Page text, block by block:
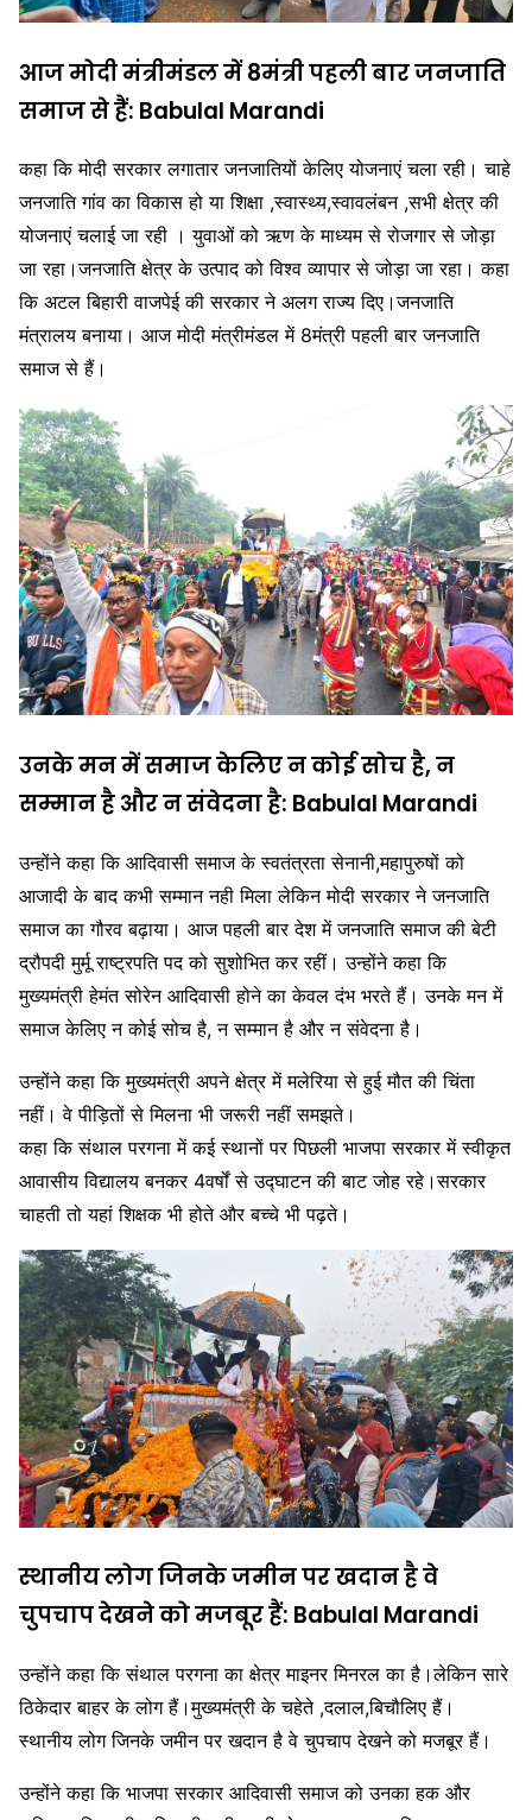
आज मोदी मंत्रीमंडल में 8मंत्री पहली बार जनजाति
समाज से हैं: Babulal Marandi
कहा कि मोदी सरकार लगातार जनजातियों केलिए योजनाएं चला रही। चाहे
जनजाति गांव का विकास हो या शिक्षा ,स्वास्थ्य,स्वावलंबन ,सभी क्षेत्र की
योजनाएं चलाई जा रही । युवाओं को ऋण के माध्यम से रोजगार से जोड़ा
जा रहा।जनजाति क्षेत्र के उत्पाद को विश्व व्यापार से जोड़ा जा रहा। कहा
कि अटल बिहारी वाजपेई की सरकार ने अलग राज्य दिए।जनजाति
मंत्रालय बनाया। आज मोदी मंत्रीमंडल में 8मंत्री पहली बार जनजाति
समाज से हैं।
उनके मन में समाज केलिए न कोई सोच है, न
सम्मान है और न संवेदना है: Babulal Marandi
उन्होंने कहा कि आदिवासी समाज के स्वतंत्रता सेनानी,महापुरुषों को
आजादी के बाद कभी सम्मान नही मिला लेकिन मोदी सरकार ने जनजाति
समाज का गौरव बढ़ाया। आज पहली बार देश में जनजाति समाज की बेटी
द्रौपदी मुर्मू राष्ट्रपति पद को सुशोभित कर रहीं। उन्होंने कहा कि
मुख्यमंत्री हेमंत सोरेन आदिवासी होने का केवल दंभ भरते हैं। उनके मन में
समाज केलिए न कोई सोच है, न सम्मान है और न संवेदना है।
उन्होंने कहा कि मुख्यमंत्री अपने क्षेत्र में मलेरिया से हुई मौत की चिंता
नहीं। वे पीड़ितों से मिलना भी जरूरी नहीं समझते।
कहा कि संथाल परगना में कई स्थानों पर पिछली भाजपा सरकार में स्वीकृत
आवासीय विद्यालय बनकर 4वर्षों से उद्घाटन की बाट जोह रहे।सरकार
चाहती तो यहां शिक्षक भी होते और बच्चे भी पढ़ते।
स्थानीय लोग जिनके जमीन पर खदान है वे
चुपचाप देखने को मजबूर हैं: Babulal Marandi
उन्होंने कहा कि संथाल परगना का क्षेत्र माइनर मिनरल का है।लेकिन सारे
ठिकेदार बाहर के लोग हैं।मुख्यमंत्री के चहेते ,दलाल,बिचौलिए हैं।
स्थानीय लोग जिनके जमीन पर खदान है वे चुपचाप देखने को मजबूर हैं।
उन्होंने कहा कि भाजपा सरकार आदिवासी समाज को उनका हक और